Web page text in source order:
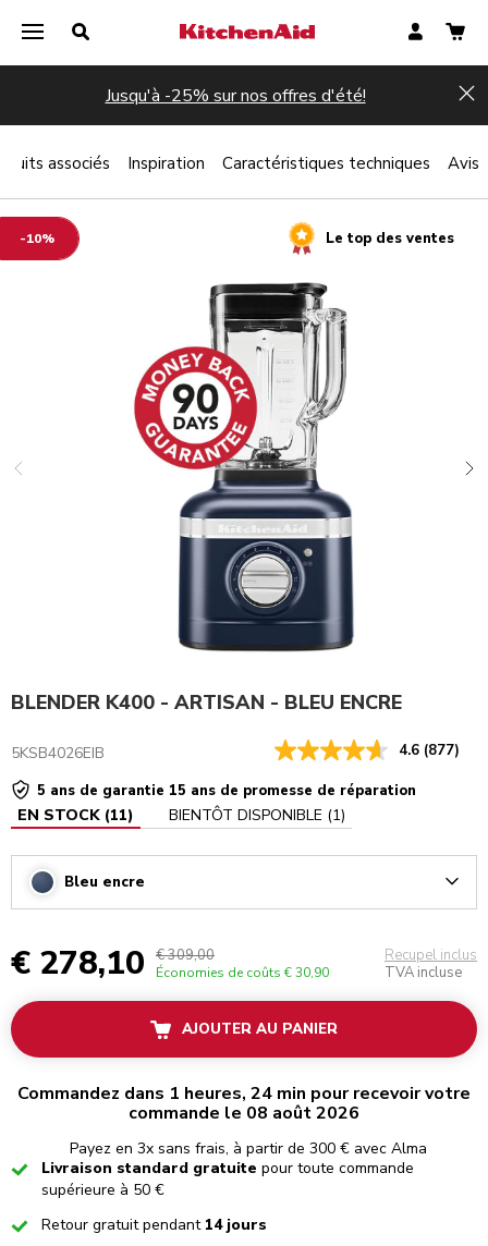
Jusqu'à -25% sur nos offres d'été!
-10% Le top des ventes
BLENDER K400 - ARTISAN - BLEU ENCRE
5KSB4026EIB 4.6 (877)
5 ans de garantie 15 ans de promesse de réparation
EN STOCK (11) BIENTÔT DISPONIBLE (1)
Bleu encre
€ 278,10 € 309,00
Économies de coûts € 30,90
Recupel inclus
TVA incluse
AJOUTER AU PANIER
Commandez dans 1 heures, 24 min pour recevoir votre
commande le 08 août 2026
Payez en 3x sans frais, à partir de 300 € avec Alma
CheckedLivraison standard gratuite pour toute commande
supérieure à 50 €
CheckedRetour gratuit pendant 14 jours
associés Inspiration Caractéristiques techniques Avis